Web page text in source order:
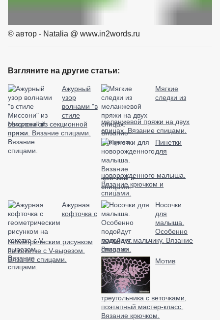
© автор - Natalia @ www.in2words.ru
Взгляните на другие статьи:
Ажурный
узор
волнами "в
стиле
Миссони" из секционной
пряжи. Вязание спицами.
Мягкие
следки из
меланжевой пряжи на двух
спицах. Вязание спицами.
Пинетки
для
новорожденного малыша.
Вязание крючком и
спицами.
Ажурная
кофточка с
геометрическим рисунком
на кокетке с V-вырезом.
Вязание спицами.
Носочки
для
малыша.
Особенно
подойдут мальчику. Вязание
спицами.
Мотив
треугольника с веточками,
поэтапный мастер-класс.
Вязание крючком.